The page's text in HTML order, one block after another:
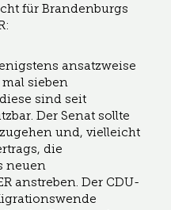
für Brandenburgs
ansatzweise
sieben
sind seit
Der Senat sollte
und, vielleicht
die
neuen
anstreben. Der CDU-